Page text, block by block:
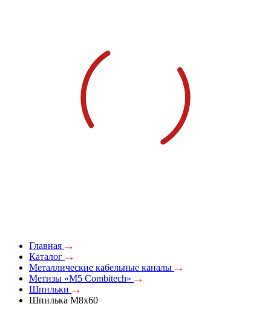
Главная
Каталог
Металлические кабельные каналы
Метизы «M5 Combitech»
Шпильки
Шпилька М8х60